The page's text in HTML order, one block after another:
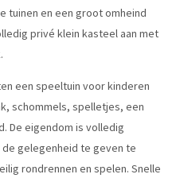
tuinen en een groot omheind
privé klein kasteel aan met
een speeltuin voor kinderen
schommels, spelletjes, een
De eigendom is volledig
gelegenheid te geven te
rondrennen en spelen. Snelle